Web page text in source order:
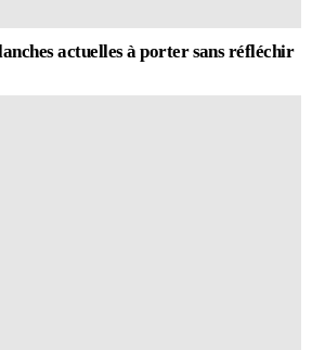
actuelles à porter sans réfléchir